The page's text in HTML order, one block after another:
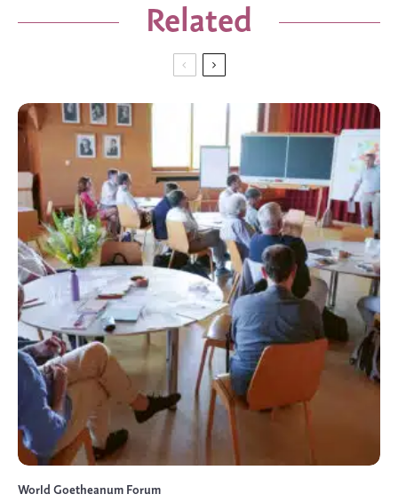
Related
World Goetheanum Forum